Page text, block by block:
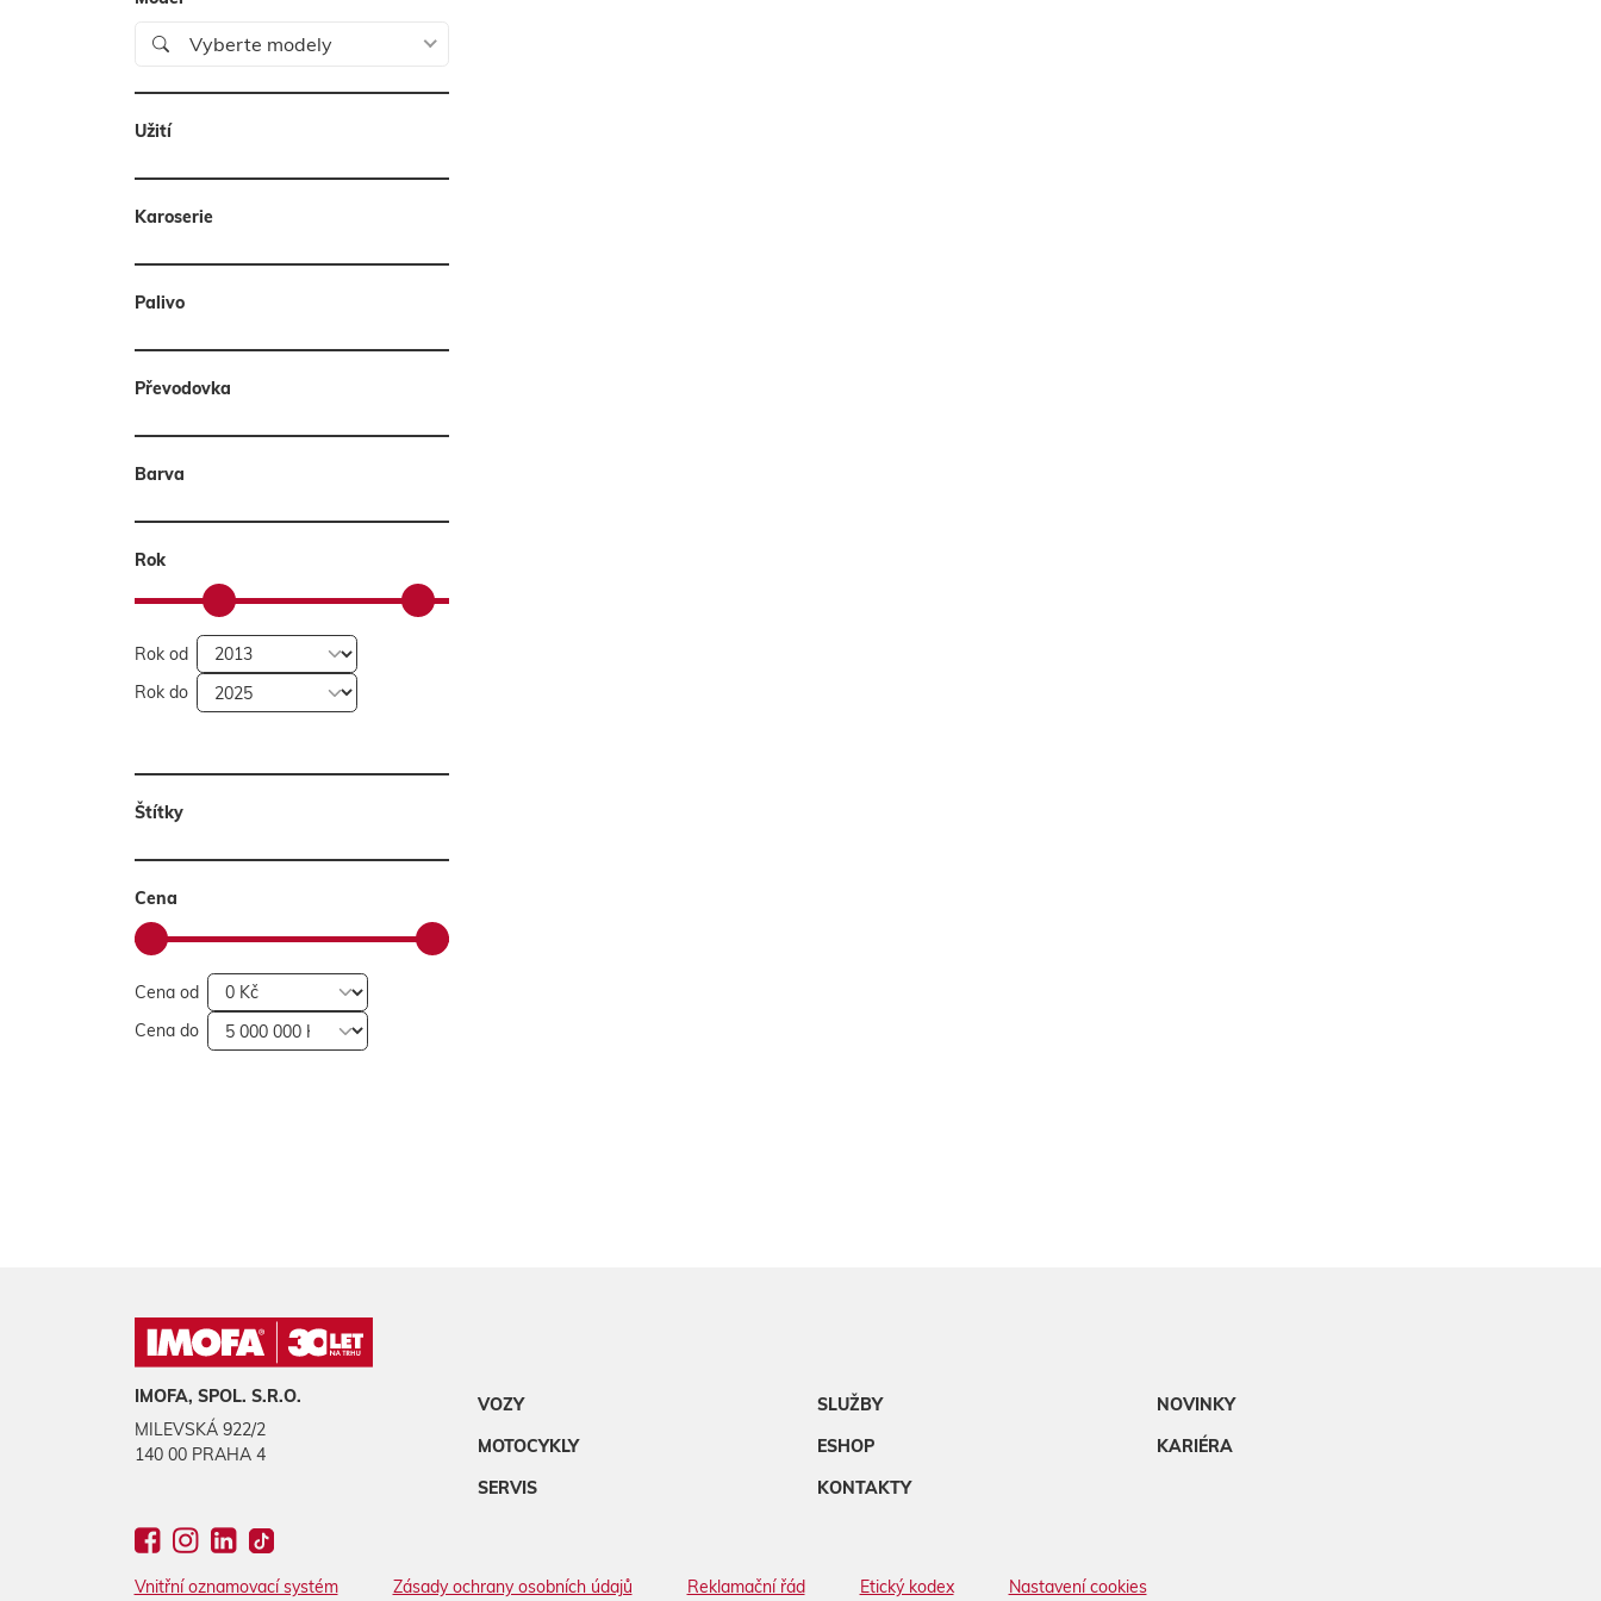
Vyberte modely
Užití
Karoserie
Palivo
Převodovka
Barva
Rok
Rok od
Rok do
Štítky
Cena
Cena od
Cena do
IMOFA, SPOL. S.R.O.
MILEVSKÁ 922/2
140 00 PRAHA 4
VOZY
MOTOCYKLY
SERVIS
SLUŽBY
ESHOP
KONTAKTY
NOVINKY
KARIÉRA
Vnitřní oznamovací systém Zásady ochrany osobních údajů Reklamační řád Etický kodex
Nastavení cookies